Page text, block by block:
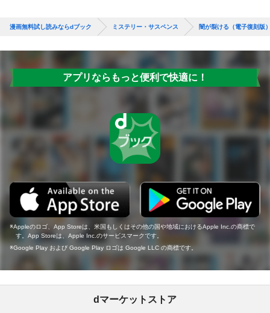
漫画無料試し読みならdブック ミステリー・サスペンス 闇が裂ける（電子復刻版
アプリならもっと便利で快適に！
Appleのロゴ、App Storeは、米国もしくはその他の国や地域におけるApple Inc.の商標で
す。App Storeは、Apple Inc.のサービスマークです。
Google Play および Google Play ロゴは Google LLC の商標です。
dマーケットストア